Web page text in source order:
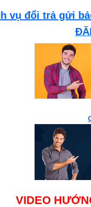
vụ đổi trả gửi
VIDEO